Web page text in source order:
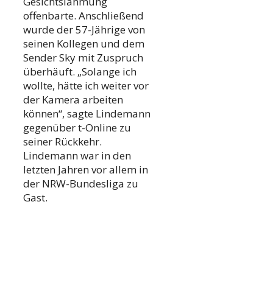
offenbarte. Anschließend
wurde der 57-Jährige von
seinen Kollegen und dem
Sender Sky mit Zuspruch
überhäuft. „Solange ich
wollte, hätte ich weiter vor
der Kamera arbeiten
können“, sagte Lindemann
gegenüber t-Online zu
seiner Rückkehr.
Lindemann war in den
letzten Jahren vor allem in
der NRW-Bundesliga zu
Gast.